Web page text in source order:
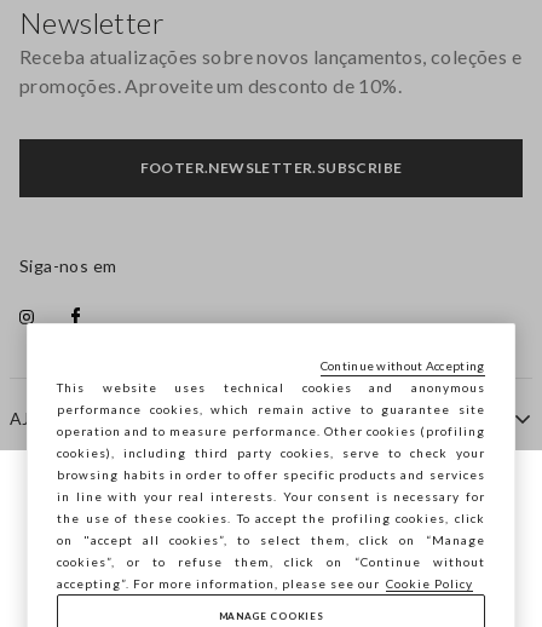
AJUDA
EMPRESA
CONTACTE-NOS
Newsletter
Receba atualizações sobre novos lançamentos, coleções e
promoções. Aproveite um desconto de 10%.
FOOTER.NEWSLETTER.SUBSCRIBE
Siga-nos em
Está a navegar na STEFANEL Portugal,
deseja guardar a sua localização?
CONFIRMAR
This website uses technical cookies and anonymous
performance cookies, which remain active to guarantee site
operation and to measure performance. Other cookies (profiling
cookies), including third party cookies, serve to check your
browsing habits in order to offer specific products and services
in line with your real interests. Your consent is necessary for
the use of these cookies. To accept the profiling cookies, click
on "accept all cookies”, to select them, click on “Manage
cookies”, or to refuse them, click on “Continue without
accepting”. For more information, please see our Cookie Policy
MANAGE COOKIES
Continue without Accepting